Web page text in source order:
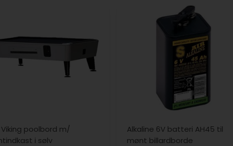
Viking poolbord m/
i sølv
Alkaline 6V batteri AH45 til
mønt billardborde